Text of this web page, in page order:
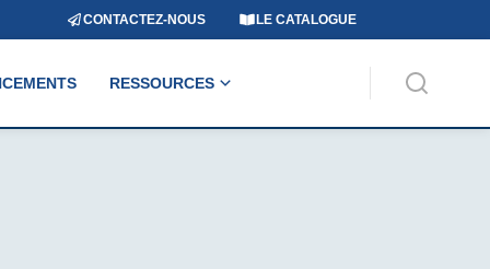
CONTACTEZ-NOUS LE CATALOGUE
RESSOURCES